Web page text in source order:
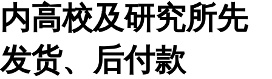
内高校及研究所先
发货、后付款